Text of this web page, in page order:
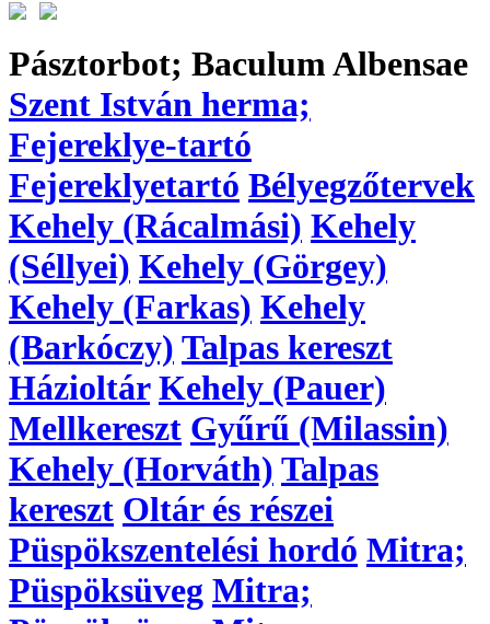
Pásztorbot; Baculum Albensae
Szent István herma;
Fejereklye-tartó
Fejereklyetartó Bélyegzőtervek
Kehely (Rácalmási) Kehely
(Séllyei) Kehely (Görgey)
Kehely (Farkas) Kehely
(Barkóczy) Talpas kereszt
Házioltár Kehely (Pauer)
Mellkereszt Gyűrű (Milassin)
Kehely (Horváth) Talpas
kereszt Oltár és részei
Püspökszentelési hordó Mitra;
Püspöksüveg Mitra;